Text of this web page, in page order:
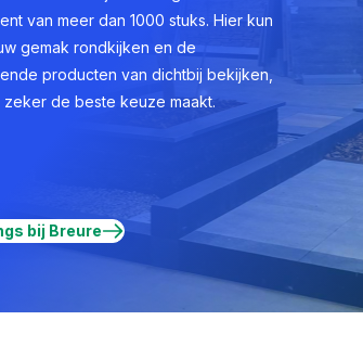
van meer dan 1000 stuks. Hier kun
gemak rondkijken en de
producten van dichtbij bekijken,
zeker de beste keuze maakt.
bij Breure